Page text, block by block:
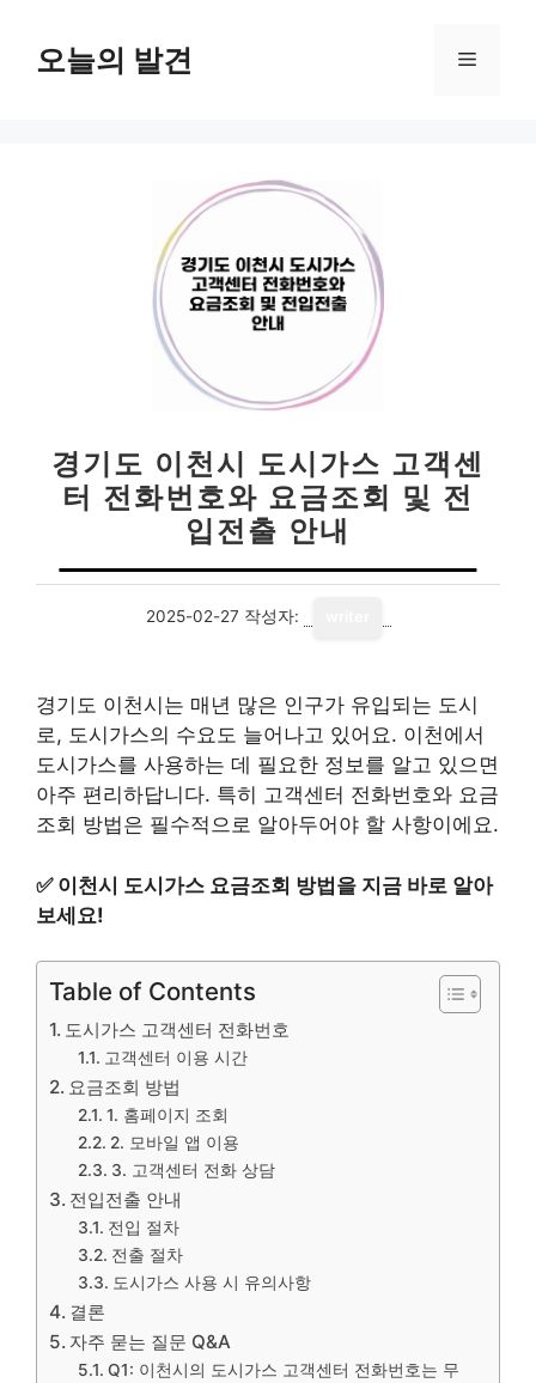
오늘의 발견 메
경기도 이천시 도시가스 고객센
터 전화번호와 요금조회 및 전
입전출 안내
2025-02-27 작성자:
경기도 이천시는 매년 많은 인구가 유입되는 도시
로, 도시가스의 수요도 늘어나고 있어요. 이천에서
도시가스를 사용하는 데 필요한 정보를 알고 있으면
아주 편리하답니다. 특히 고객센터 전화번호와 요금
조회 방법은 필수적으로 알아두어야 할 사항이에요.
✅ 이천시 도시가스 요금조회 방법을 지금 바로 알아
보세요!
Table of Contents
도시가스 고객센터 전화번호
고객센터 이용 시간
요금조회 방법
1. 홈페이지 조회
2. 모바일 앱 이용
3. 고객센터 전화 상담
전입전출 안내
전입 절차
전출 절차
도시가스 사용 시 유의사항
결론
자주 묻는 질문 Q&A
Q1: 이천시의 도시가스 고객센터 전화번호는 무